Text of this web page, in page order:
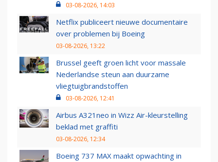
03-08-2026, 14:03
Netflix publiceert nieuwe documentaire
over problemen bij Boeing
03-08-2026, 13:22
Brussel geeft groen licht voor massale
Nederlandse steun aan duurzame
vliegtuigbrandstoffen
03-08-2026, 12:41
Airbus A321neo in Wizz Air-kleurstelling
beklad met graffiti
03-08-2026, 12:34
Boeing 737 MAX maakt opwachting in